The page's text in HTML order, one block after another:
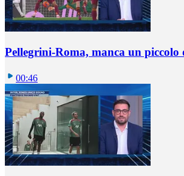
Pellegrini-Roma, manca un piccolo
00:46